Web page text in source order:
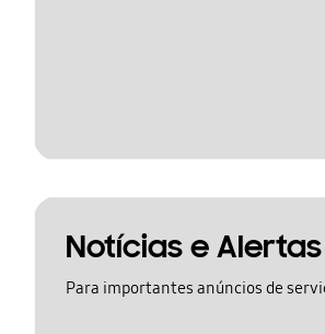
Notícias e Alertas
Para importantes anúncios de